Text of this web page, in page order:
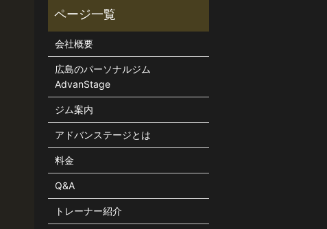
会社概要
広島のパーソナルジム
AdvanStage
ジム案内
アドバンステージとは
料金
Q&A
トレーナー紹介